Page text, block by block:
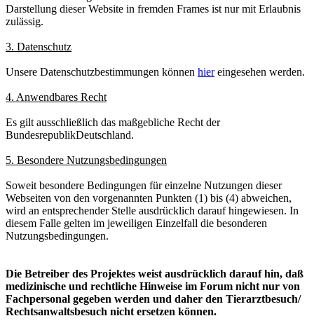
Darstellung dieser Website in fremden Frames ist nur mit Erlaubnis
zulässig.
3. Datenschutz
Unsere Datenschutzbestimmungen können hiereingesehen werden.
4. Anwendbares Recht
Es gilt ausschließlich das maßgebliche Recht der
BundesrepublikDeutschland.
5. Besondere Nutzungsbedingungen
Soweit besondere Bedingungen für einzelne Nutzungen dieser
Webseiten von den vorgenannten Punkten (1) bis (4) abweichen,
wird an entsprechender Stelle ausdrücklich darauf hingewiesen. In
diesem Falle gelten im jeweiligen Einzelfall die besonderen
Nutzungsbedingungen.
Die Betreiber des Projektes weist ausdrücklich darauf hin, daß
medizinische und rechtliche Hinweise im Forum nicht nur von
Fachpersonal gegeben werden und daher den Tierarztbesuch/
Rechtsanwaltsbesuch nicht ersetzen können.